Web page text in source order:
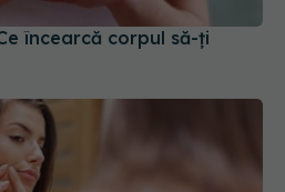
încearcă corpul să-ți